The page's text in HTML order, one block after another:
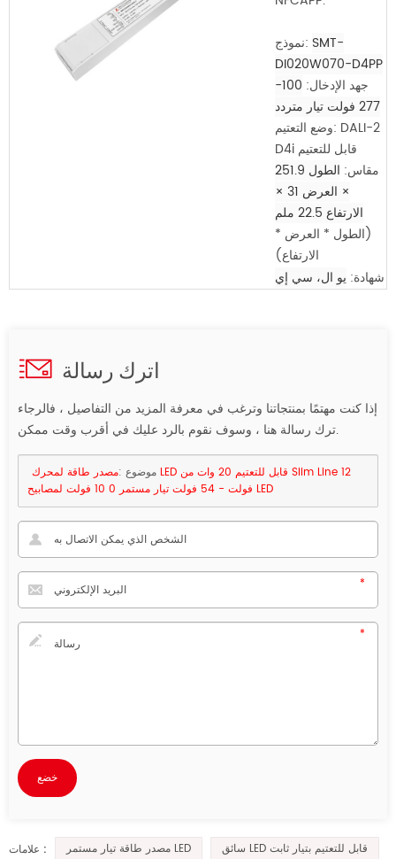
نموذج: SMT-
DI020W070-D4PP
جهد الإدخال:
100-
277 فولت تيار متردد
وضع التعتيم: DALI-2
D4i قابل للتعتيم
مقاس:
الطول 251.9
× العرض 31 ×
الارتفاع 22.5 ملم
(الطول * العرض *
الارتفاع)
شهادة: يو ال، سي إي
اترك رسالة
إذا كنت مهتمًا بمنتجاتنا وترغب في معرفة المزيد من التفاصيل ، فالرجاء
ترك رسالة هنا ، وسوف نقوم بالرد عليك في أقرب وقت ممكن.
موضوع :مصدر طاقة لمحرك LED قابل للتعتيم 20 وات من Slim Line 12
فولت - 54 فولت تيار مستمر 0 10 فولت لمصابيح LED
علامات : مصدر طاقة تيار مستمر LED
سائق LED قابل للتعتيم بتيار ثابت